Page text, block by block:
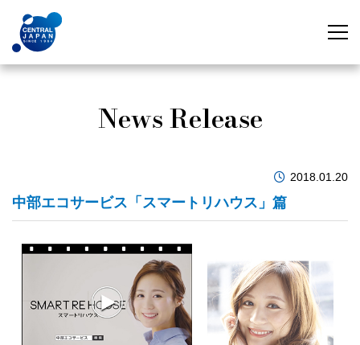
News Release
2018.01.20
中部エコサービス「スマートリハウス」篇